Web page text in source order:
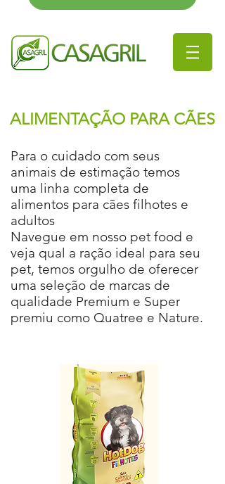
ALIMENTAÇÃO PARA CÃES
Para o cuidado com seus
animais de estimação temos
uma linha completa de
alimentos para cães filhotes e
adultos
Navegue em nosso pet food e
veja qual a ração ideal para seu
pet, temos orgulho de oferecer
uma seleção de marcas de
qualidade Premium e Super
premiu como Quatree e Nature.